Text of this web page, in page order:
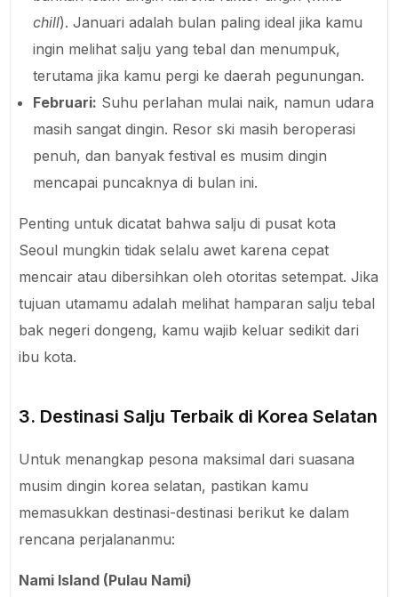
chill). Januari adalah bulan paling ideal jika kamu
ingin melihat salju yang tebal dan menumpuk,
terutama jika kamu pergi ke daerah pegunungan.
Februari: Suhu perlahan mulai naik, namun udara
masih sangat dingin. Resor ski masih beroperasi
penuh, dan banyak festival es musim dingin
mencapai puncaknya di bulan ini.
Penting untuk dicatat bahwa salju di pusat kota
Seoul mungkin tidak selalu awet karena cepat
mencair atau dibersihkan oleh otoritas setempat. Jika
tujuan utamamu adalah melihat hamparan salju tebal
bak negeri dongeng, kamu wajib keluar sedikit dari
ibu kota.
3. Destinasi Salju Terbaik di Korea Selatan
Untuk menangkap pesona maksimal dari suasana
musim dingin korea selatan, pastikan kamu
memasukkan destinasi-destinasi berikut ke dalam
rencana perjalananmu:
Nami Island (Pulau Nami)